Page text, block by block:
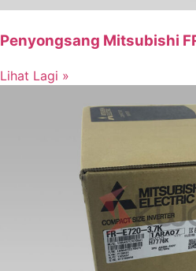
Penyongsang Mitsubishi
Lihat Lagi »